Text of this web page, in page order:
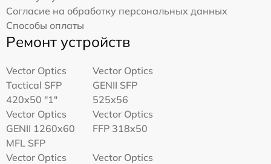
Согласие на обработку персональных данных
Способы оплаты
Ремонт устройств
Vector Optics
Tactical SFP
420x50 "1"
Vector Optics
GENII SFP
525x56
Vector Optics
GENII 1260x60
MFL SFP
Vector Optics
FFP 318x50
Vector Optics
Vector Optics